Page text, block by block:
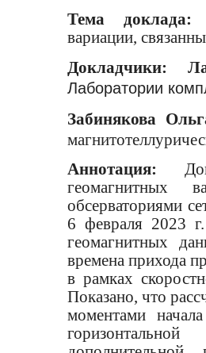
Тема доклада:
вариации,
Докладчики:
Лаборатории
Забинякова
Аннотация:
геомагнитных
обсерваториями
6 февраля 2023
геомагнитных
времена прихода
в рамках
Показано, что
моментами